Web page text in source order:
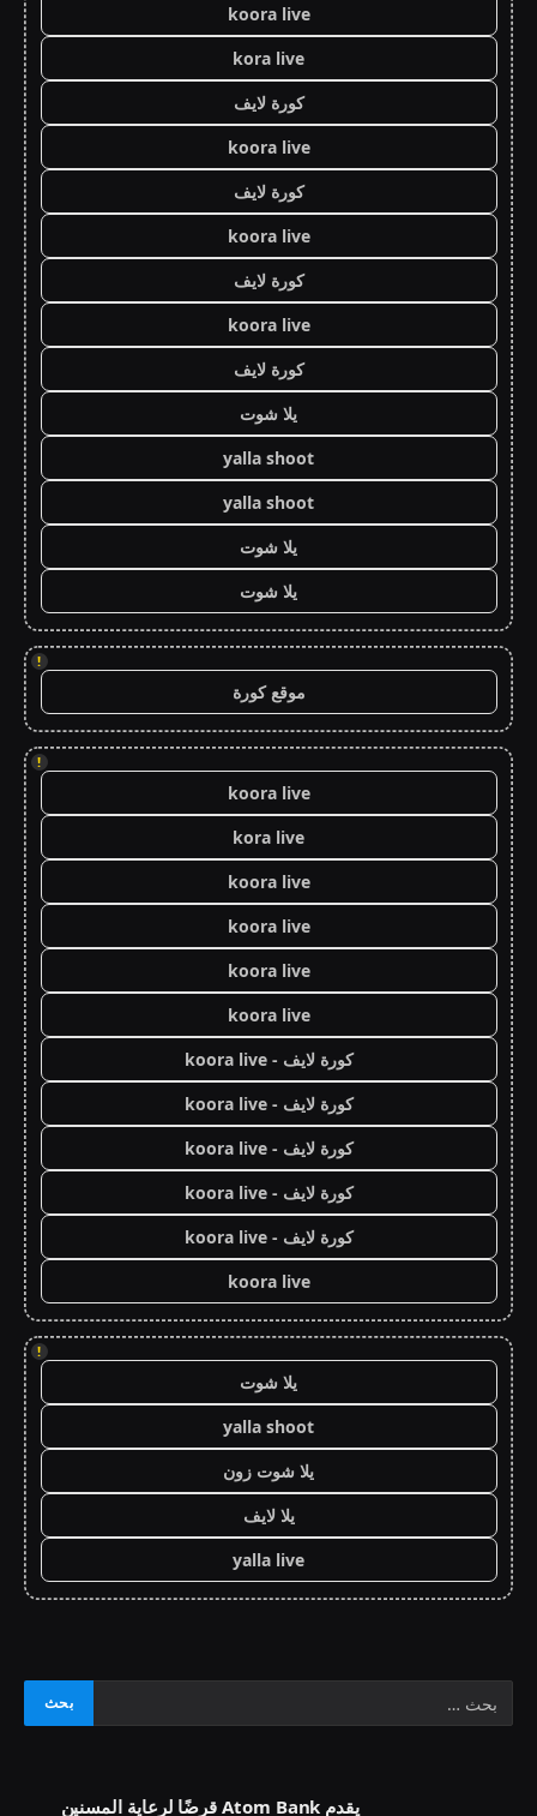
koora live
kora live
كورة لايف
koora live
كورة لايف
koora live
كورة لايف
koora live
كورة لايف
يلا شوت
yalla shoot
yalla shoot
يلا شوت
يلا شوت
!
موقع كورة
!
koora live
kora live
koora live
koora live
koora live
koora live
كورة لايف - koora live
كورة لايف - koora live
كورة لايف - koora live
كورة لايف - koora live
كورة لايف - koora live
koora live
!
يلا شوت
yalla shoot
يلا شوت زون
يلا لايف
yalla live
يقدم Atom Bank قرضًا لرعاية المسنين